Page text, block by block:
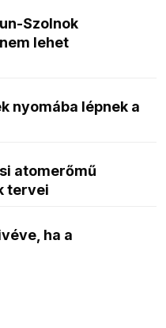
Szolnok
lehet
nyomába lépnek a
atomerőmű
tervei
ha a